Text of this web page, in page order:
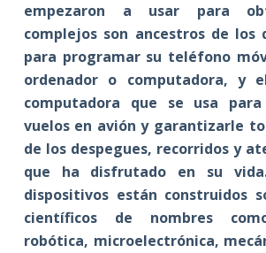
empezaron a usar para
complejos son ancestros de los
para programar su teléfono
ordenador o computadora, y
computadora que se usa
vuelos en avión y garantizarle
de los despegues, recorridos y
que ha disfrutado en su
dispositivos están construidos
científicos de nombres
robótica, microelectrónica,